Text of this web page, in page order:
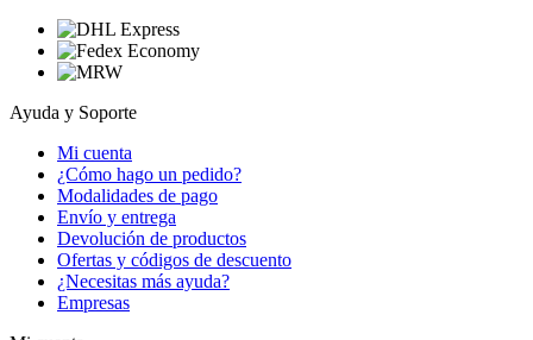
Ayuda y Soporte
Mi cuenta
¿Cómo hago un pedido?
Modalidades de pago
Envío y entrega
Devolución de productos
Ofertas y códigos de descuento
¿Necesitas más ayuda?
Empresas